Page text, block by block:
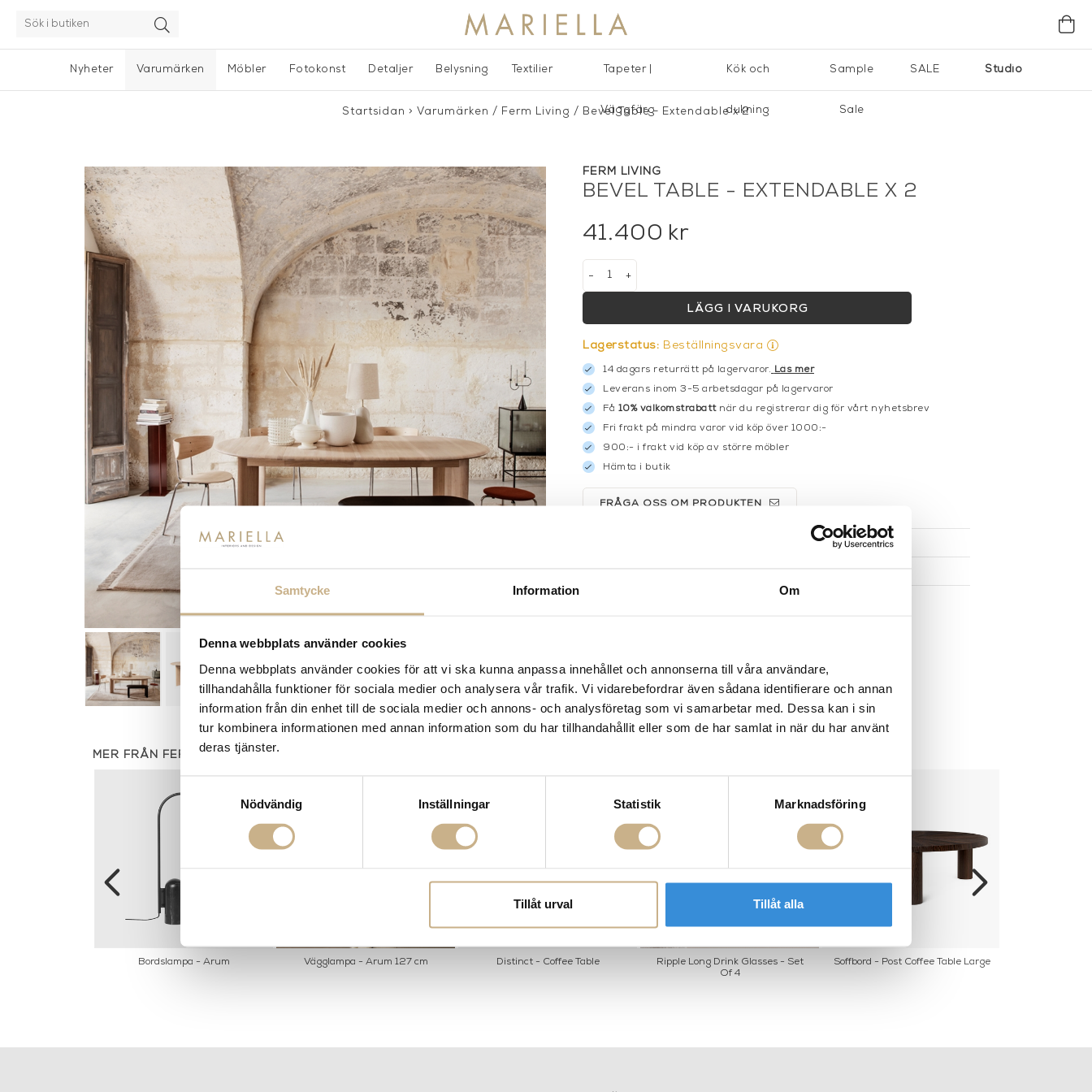
Samtycke Information Om
Denna webbplats använder cookies
Denna webbplats använder cookies för att vi ska kunna anpassa innehållet och annonserna till våra användare,
tillhandahålla funktioner för sociala medier och analysera vår trafik. Vi vidarebefordrar även sådana identifierare och annan
information från din enhet till de sociala medier och annons- och analysföretag som vi samarbetar med. Dessa kan i sin
tur kombinera informationen med annan information som du har tillhandahållit eller som de har samlat in när du har använt
deras tjänster.
Nödvändig
Inställningar Statistik Marknadsföring
Tillåt urval Tillåt alla
Nyheter Studio
Varumärken Möbler Fotokonst Detaljer Belysning Textilier Tapeter |
Väggfärg
Kök och
dukning
Sample
Sale
SALE
Startsidan > Varumärken / Ferm Living / Bevel Table - Extendable x 2
FERM LIVING
BEVEL TABLE - EXTENDABLE X 2
41.400 kr
+
-
LÄGG I VARUKORG
Lagerstatus: Beställningsvara
14 dagars returrätt på lagervaror. Läs mer
Leverans inom 3-5 arbetsdagar på lagervaror
Få 10% välkomstrabattnär du registrerar dig för vårt nyhetsbrev
Fri frakt på mindra varor vid köp över 1000:-
900:- i frakt vid köp av större möbler
Hämta i butik
FRÅGA OSS OM PRODUKTEN
MER FRÅN FERM LIVING
Bordslampa - Arum Vägglampa - Arum 127 cm Distinct - Coffee Table
Ripple Long Drink Glasses - Set
Of 4
Soffbord - Post Coffee Table Large